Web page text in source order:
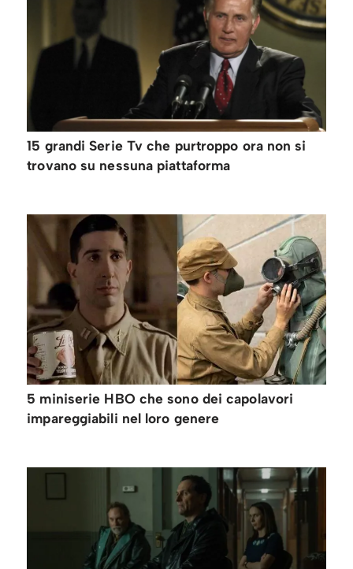
15 grandi Serie Tv che purtroppo ora non si
trovano su nessuna piattaforma
5 miniserie HBO che sono dei capolavori
impareggiabili nel loro genere